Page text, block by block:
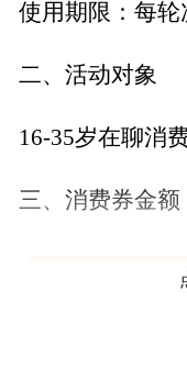
使用期限：每
二、活动对象
16-35岁在聊消
三、消费券金额